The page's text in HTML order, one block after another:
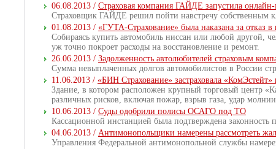
06.08.2013 / Страховая компания ГАЙДЕ запустила
Страховщик ГАЙДЕ решил пойти навстречу собственным
01.08.2013 / «ГУТА-Страхование» была наказана за отказ
Собираясь купить автомобиль ниссан или любой другой,
уж точно покроет расходы на восстановление и ремонт.
26.06.2013 / Задолженность автолюбителей страховым
Сумма невыплаченных долгов автомобилистов в России
11.06.2013 / «БИН Страхование» застраховала
Здание, в котором расположен крупный торговый центр
различных рисков, включая пожар, взрыв газа, удар
10.06.2013 / Суды одобрили полисы ОСАГО под ТО
Кассационной инстанцией была подтверждена
04.06.2013 / Антимонопольщики намерены рассмотреть
Управления Федеральной антимонопольной службы